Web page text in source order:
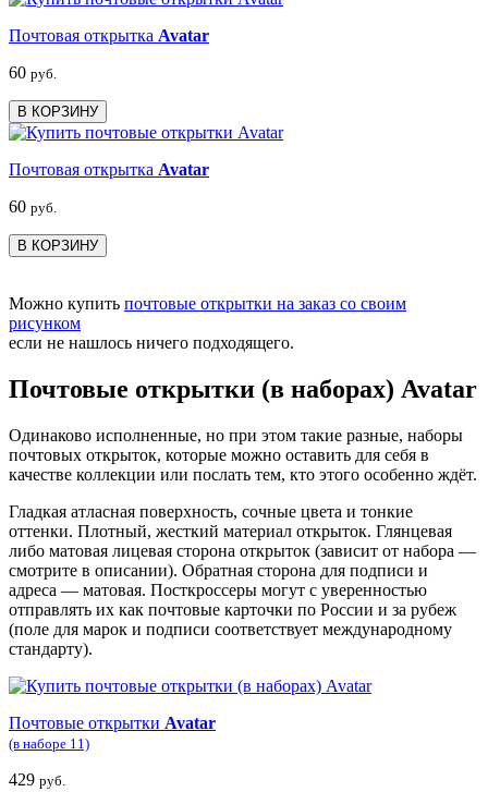
Почтовая открытка Avatar
60 руб.
В КОРЗИНУ
Почтовая открытка Avatar
60 руб.
В КОРЗИНУ
Можно купить почтовые открытки на заказ со своим
рисунком
если не нашлось ничего подходящего.
Почтовые открытки (в наборах) Avatar
Одинаково исполненные, но при этом такие разные, наборы
почтовых открыток, которые можно оставить для себя в
качестве коллекции или послать тем, кто этого особенно ждёт.
Гладкая атласная поверхность, сочные цвета и тонкие
оттенки. Плотный, жесткий материал открыток. Глянцевая
либо матовая лицевая сторона открыток (зависит от набора —
смотрите в описании). Обратная сторона для подписи и
адреса — матовая. Посткроссеры могут с уверенностью
отправлять их как почтовые карточки по России и за рубеж
(поле для марок и подписи соответствует международному
стандарту).
Почтовые открытки Avatar
(в наборе 11)
429 руб.